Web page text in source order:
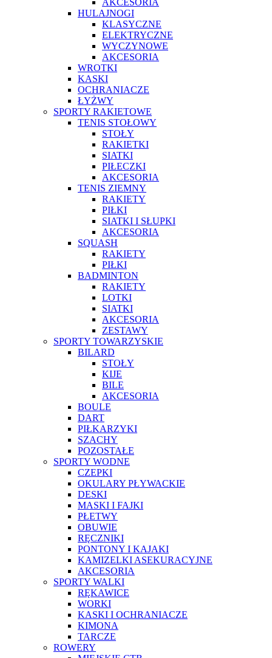
AKCESORIA
HULAJNOGI
KLASYCZNE
ELEKTRYCZNE
WYCZYNOWE
AKCESORIA
WROTKI
KASKI
OCHRANIACZE
ŁYŻWY
SPORTY RAKIETOWE
TENIS STOŁOWY
STOŁY
RAKIETKI
SIATKI
PIŁECZKI
AKCESORIA
TENIS ZIEMNY
RAKIETY
PIŁKI
SIATKI I SŁUPKI
AKCESORIA
SQUASH
RAKIETY
PIŁKI
BADMINTON
RAKIETY
LOTKI
SIATKI
AKCESORIA
ZESTAWY
SPORTY TOWARZYSKIE
BILARD
STOŁY
KIJE
BILE
AKCESORIA
BOULE
DART
PIŁKARZYKI
SZACHY
POZOSTAŁE
SPORTY WODNE
CZEPKI
OKULARY PŁYWACKIE
DESKI
MASKI I FAJKI
PŁETWY
OBUWIE
RĘCZNIKI
PONTONY I KAJAKI
KAMIZELKI ASEKURACYJNE
AKCESORIA
SPORTY WALKI
RĘKAWICE
WORKI
KASKI I OCHRANIACZE
KIMONA
TARCZE
ROWERY